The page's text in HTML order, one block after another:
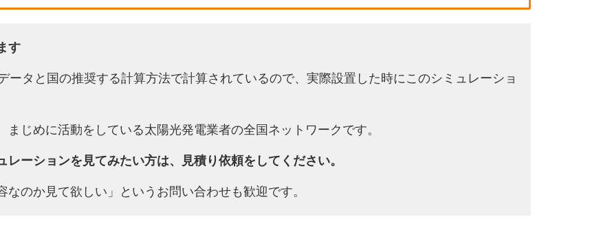
す
ータと国の推奨する計算方法で計算されているので、実際設置した時にこのシミュレーショ
じめに活動をしている太陽光発電業者の全国ネットワークです。
レーションを見てみたい方は、見積り依頼をしてください。
なのか見て欲しい」というお問い合わせも歓迎です。